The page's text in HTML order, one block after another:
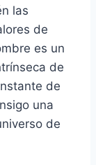
las
de
es un
de
de
una
de